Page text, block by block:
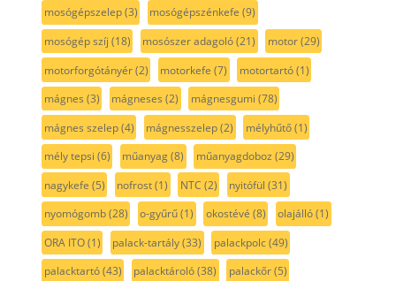
mosógépszelep(3) mosógépszénkefe (9)
mosógép szíj (18) mosószer adagoló(21) motor(29)
motorforgótányér(2) motorkefe (7) motortartó(1)
mágnes (3) mágneses (2) mágnesgumi (78)
mágnes szelep(4) mágnesszelep(2) mélyhűtő(1)
mély tepsi (6) műanyag(8) műanyagdoboz (29)
nagykefe (5) nofrost(1) NTC (2) nyitófül (31)
nyomógomb(28) o-gyűrű(1) okostévé (8) olajálló(1)
ORA ITO(1) palack-tartály(33) palackpolc(49)
palacktartó(43) palacktároló(38) palackőr(5)